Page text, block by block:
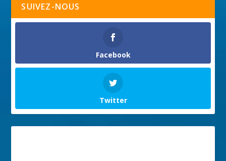
SUIVEZ-NOUS
Facebook
Twitter